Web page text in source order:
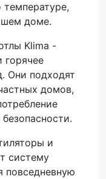
температуре,
доме.
Klima -
горячее
Они подходят
домов,
и
систему
повседневную